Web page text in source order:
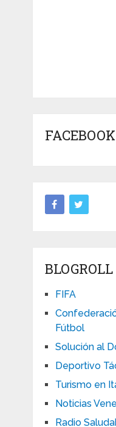
FACEBOOK
BLOGROLL
FIFA
Fútbol
Solución al
Deportivo
Turismo en
Noticias
Radio